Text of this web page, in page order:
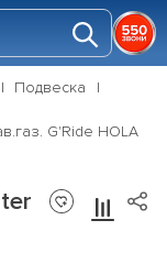
Подвеска
G'Ride HOLA